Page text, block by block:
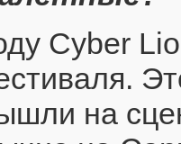
Cyber
на